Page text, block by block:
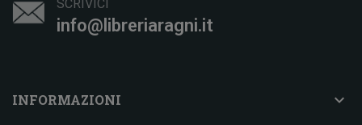
SCRIVICI
info@libreriaragni.it
INFORMAZIONI 